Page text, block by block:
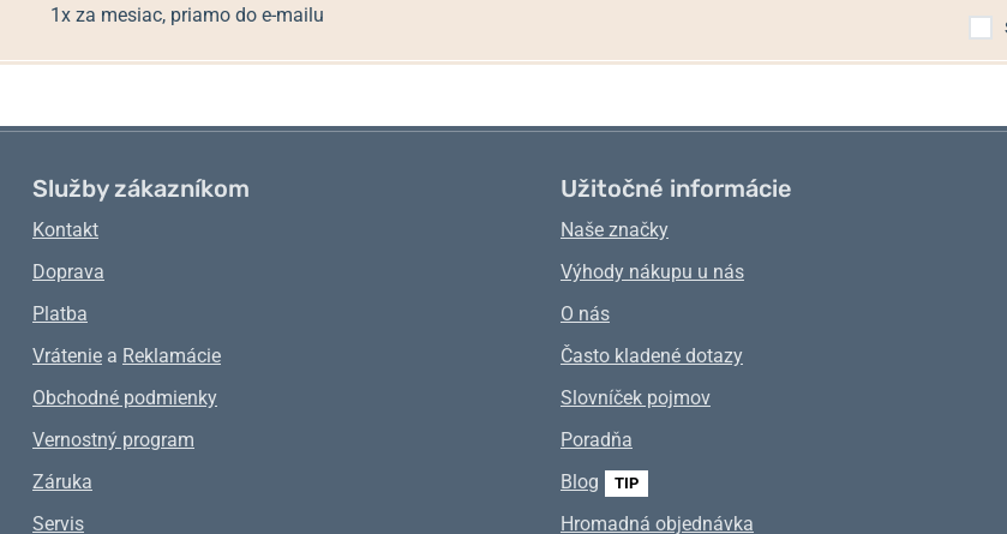
1x za mesiac, priamo do e-mailu
Služby zákazníkom
Kontakt
Doprava
Platba
Vrátenie a Reklamácie
Obchodné podmienky
Vernostný program
Záruka
Servis
Užitočné informácie
Naše značky
Výhody nákupu u nás
O nás
Často kladené dotazy
Slovníček pojmov
Poradňa
Blog
TIP
Hromadná objednávka